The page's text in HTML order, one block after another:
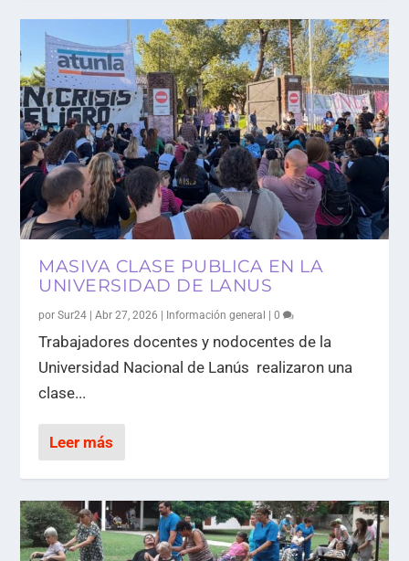
MASIVA CLASE PUBLICA EN LA
UNIVERSIDAD DE LANUS
porSur24 |Abr 27, 2026 Información general |0
Trabajadores docentes y nodocentes de la
Universidad Nacional de Lanús realizaron una
clase...
Leer más